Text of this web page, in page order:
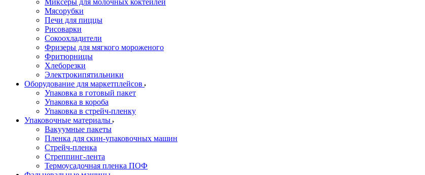
Миксеры для молочных коктейлей
Мясорубки
Печи для пиццы
Рисоварки
Сокоохладители
Фризеры для мягкого мороженого
Фритюрницы
Хлеборезки
Электрокипятильники
Оборудование для маркетплейсов
Упаковка в готовый пакет
Упаковка в короба
Упаковка в стрейч-пленку
Упаковочные материалы
Вакуумные пакеты
Пленка для скин-упаковочных машин
Стрейч-пленка
Стреппинг-лента
Термоусадочная пленка ПОФ